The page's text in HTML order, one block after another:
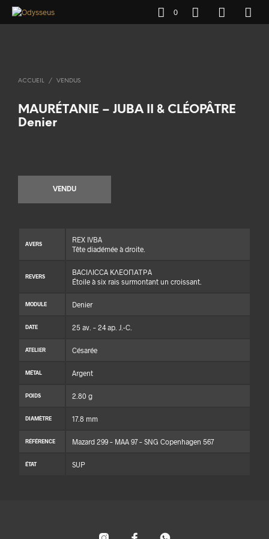
0
ACCUEIL / VENDUS
MAURÉTANIE – JUBA II & CLÉOPÂTRE
Denier
VENDU
AVERS
REX IVBA
Tête diadémée à droite.
REVERS
BACIΛICCA KΛEΟΠΑΤΡA
Étoile à six rais surmontant un croissant.
MODULE Denier
DATE 25 av. – 24 ap. J.-C.
ATELIER Césarée
MÉTAL Argent
POIDS 2.80 g
DIAMÈTRE 17.8 mm
RÉFÉRENCE Mazard 299 – MAA 97 – SNG Copenhagen 567
ÉTAT SUP